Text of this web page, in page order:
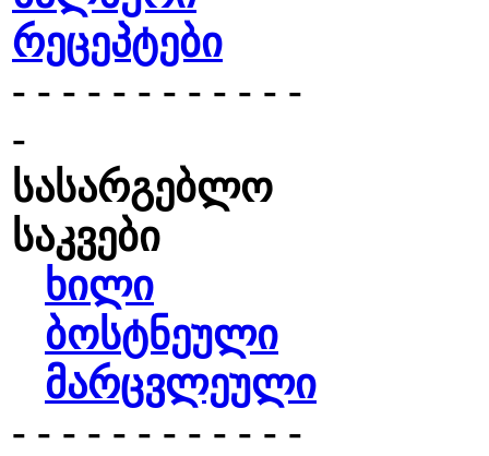
რეცეპტები
- - - - - - - - - - - -
-
სასარგებლო
საკვები
ხილი
ბოსტნეული
მარცვლეული
- - - - - - - - - - - -